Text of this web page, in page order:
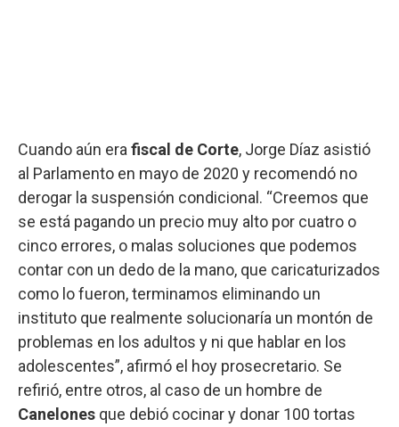
Cuando aún era fiscal de Corte, Jorge Díaz asistió
al Parlamento en mayo de 2020 y recomendó no
derogar la suspensión condicional. “Creemos que
se está pagando un precio muy alto por cuatro o
cinco errores, o malas soluciones que podemos
contar con un dedo de la mano, que caricaturizados
como lo fueron, terminamos eliminando un
instituto que realmente solucionaría un montón de
problemas en los adultos y ni que hablar en los
adolescentes”, afirmó el hoy prosecretario. Se
refirió, entre otros, al caso de un hombre de
Canelones que debió cocinar y donar 100 tortas